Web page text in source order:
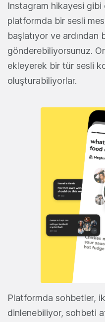
Instagram hikayesi gibi
platformda bir sesli
başlatıyor ve ardından
gönderebiliyorsunuz.
ekleyerek bir tür sesli
oluşturabiliyorlar.
Platformda sohbetler,
dinlenebiliyor, sohbeti